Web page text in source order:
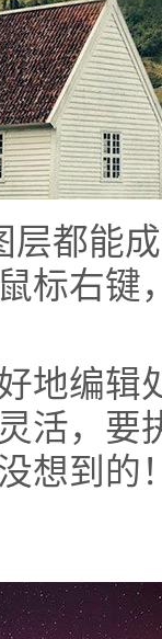
层都能
标右键
地编辑
活，要
想到的